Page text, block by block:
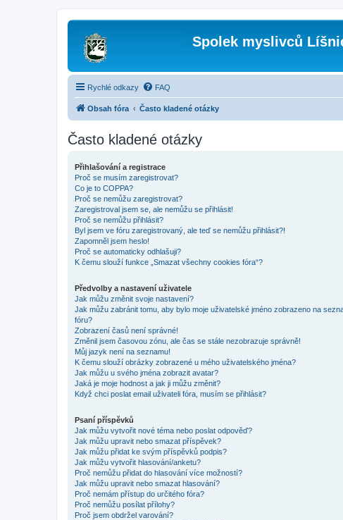
Spolek myslivců
Rychlé odkazy FAQ
Obsah fóra Často kladené otázky
Často kladené otázky
Přihlašování a registrace
Proč se musím zaregistrovat?
Co je to COPPA?
Proč se nemůžu zaregistrovat?
Zaregistroval jsem se, ale nemůžu se přihlásit!
Proč se nemůžu přihlásit?
Byl jsem ve fóru zaregistrovaný, ale teď se nemůžu přihlásit?!
Zapomněl jsem heslo!
Proč se automaticky odhlašuji?
K čemu slouží funkce „Smazat všechny cookies fóra“?
Předvolby a nastavení uživatele
Jak můžu změnit svoje nastavení?
Jak můžu zabránit tomu, aby bylo moje uživatelské jméno zobrazeno na
fóru?
Zobrazení časů není správné!
Změnil jsem časovou zónu, ale čas se stále nezobrazuje správně!
Můj jazyk není na seznamu!
K čemu slouží obrázky zobrazené u mého uživatelského jména?
Jak můžu u svého jména zobrazit avatar?
Jaká je moje hodnost a jak ji můžu změnit?
Když chci poslat email uživateli fóra, musím se přihlásit?
Psaní příspěvků
Jak můžu vytvořit nové téma nebo poslat odpověď?
Jak můžu upravit nebo smazat příspěvek?
Jak můžu přidat ke svým příspěvků podpis?
Jak můžu vytvořit hlasování/anketu?
Proč nemůžu přidat do hlasování více možností?
Jak můžu upravit nebo smazat hlasování?
Proč nemám přístup do určitého fóra?
Proč nemůžu posílat přílohy?
Proč jsem obdržel varování?